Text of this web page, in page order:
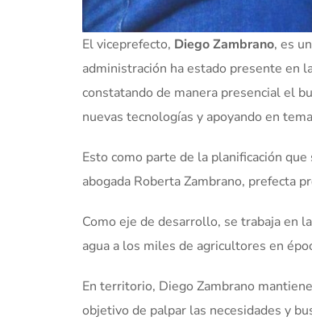
El viceprefecto, Diego Zambrano, es
administración ha estado presente en
constatando de manera presencial el
nuevas tecnologías y apoyando en
Esto como parte de la planificación
abogada Roberta Zambrano, prefecta
Como eje de desarrollo, se trabaja en
agua a los miles de agricultores en
En territorio, Diego Zambrano
objetivo de palpar las necesidades y